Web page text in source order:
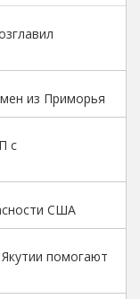
из Приморья
с
США
помогают